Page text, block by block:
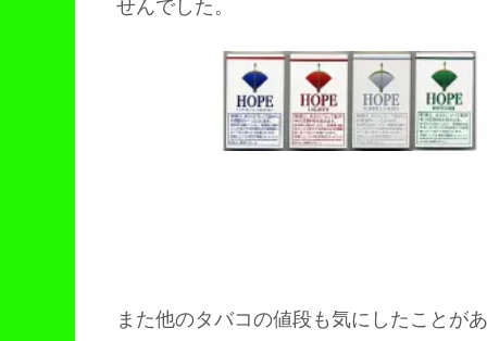
せんでした。
また他のタバコの値段も気にしたことがあ